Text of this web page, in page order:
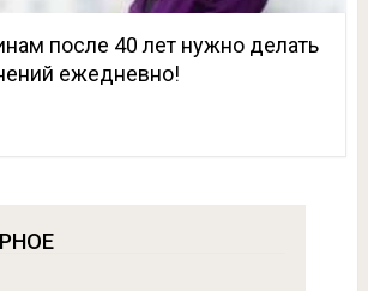
после 40 лет нужно делать
ежедневно!